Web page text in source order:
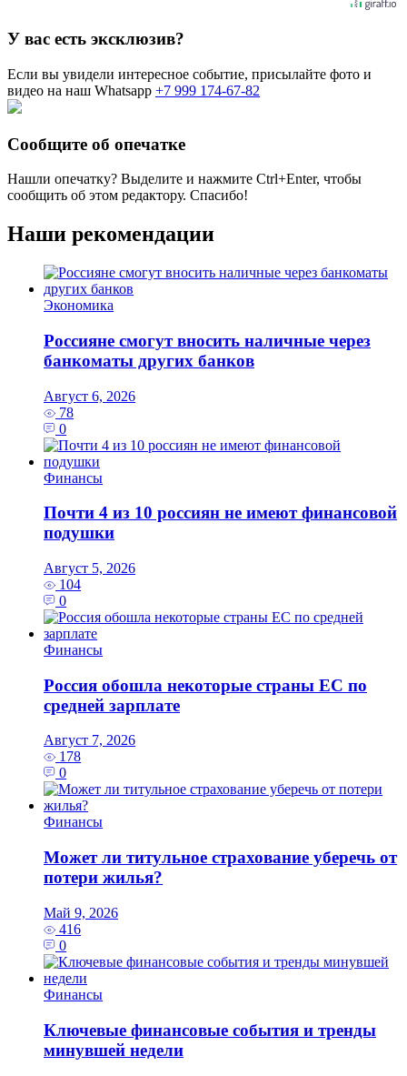
У вас есть эксклюзив?
Если вы увидели интересное событие, присылайте фото и
видео на наш Whatsapp +7 999 174-67-82
Сообщите об опечатке
Нашли опечатку? Выделите и нажмите Ctrl+Enter, чтобы
сообщить об этом редактору. Спасибо!
Наши рекомендации
Экономика
Россияне смогут вносить наличные через
банкоматы других банков
Август 6, 2026
78
0
Финансы
Почти 4 из 10 россиян не имеют финансовой
подушки
Август 5, 2026
104
0
Финансы
Россия обошла некоторые страны ЕС по
средней зарплате
Август 7, 2026
178
0
Финансы
Может ли титульное страхование уберечь от
потери жилья?
Май 9, 2026
416
0
Финансы
Ключевые финансовые события и тренды
минувшей недели